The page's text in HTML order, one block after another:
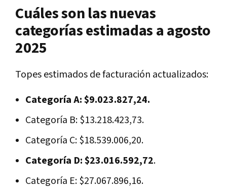
Cuáles son las nuevas
categorías estimadas a agosto
2025
Topes estimados de facturación actualizados:
Categoría A: $9.023.827,24.
Categoría B: $13.218.423,73.
Categoría C: $18.539.006,20.
Categoría D: $23.016.592,72.
Categoría E: $27.067.896,16.